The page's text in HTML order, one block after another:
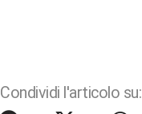
Condividi l'articolo su: